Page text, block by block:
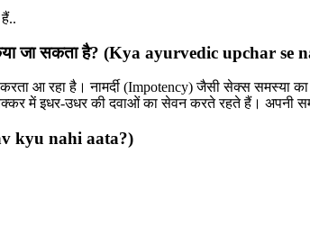
(Ling
jyada
der
khada
जा सकता है? (Kya ayurvedic upchar
करता आ रहा है। नामर्दी (Impotency) जैसी सेक्स
चक्कर में इधर-उधर की दवाओं का सेवन करते रहते हैं। अपनी
kyu nahi aata?)